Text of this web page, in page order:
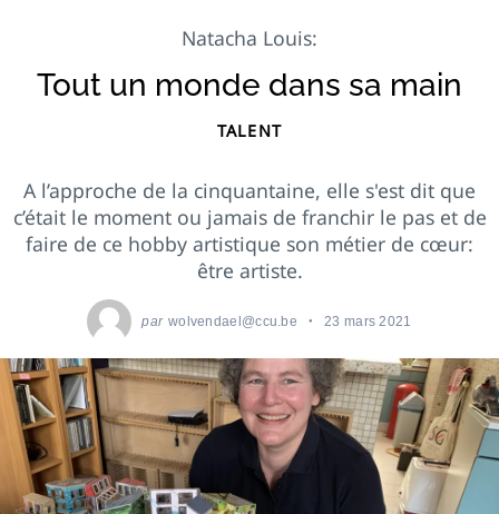
Natacha Louis:
Tout un monde dans sa main
TALENT
A l’approche de la cinquantaine, elle s'est dit que
c’était le moment ou jamais de franchir le pas et de
faire de ce hobby artistique son métier de cœur:
être artiste.
par wolvendael@ccu.be 23 mars 2021